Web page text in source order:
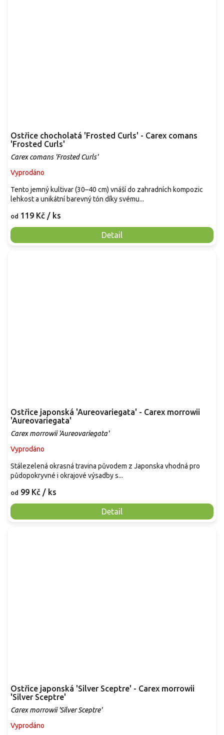
Ostřice chocholatá 'Frosted Curls' - Carex comans
'Frosted Curls'
Carex comans 'Frosted Curls'
Vyprodáno
od 119 Kč / ks
Detail
Tento jemný kultivar (30–40 cm) vnáší do zahradních kompozic
lehkost a unikátní barevný tón díky svému...
Ostřice japonská 'Aureovariegata' - Carex morrowii
'Aureovariegata'
Carex morrowii 'Aureovariegata'
Vyprodáno
od 99 Kč / ks
Detail
Stálezelená okrasná travina původem z Japonska vhodná pro
půdopokryvné i okrajové výsadby s...
Ostřice japonská 'Silver Sceptre' - Carex morrowii
'Silver Sceptre'
Carex morrowii 'Silver Sceptre'
Vyprodáno